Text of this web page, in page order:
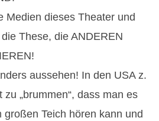
Medien dieses Theater und
These, die ANDEREN
aussehen! In den USA z.
„brummen“, dass man es
Teich hören kann und